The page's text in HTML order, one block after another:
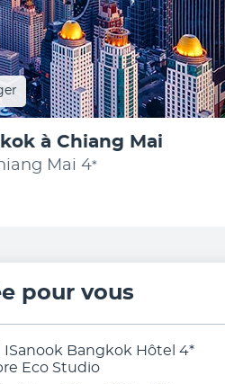
à Chiang Mai
Mai 4*
pour vous
ISanook Bangkok Hôtel 4*
Eco Studio